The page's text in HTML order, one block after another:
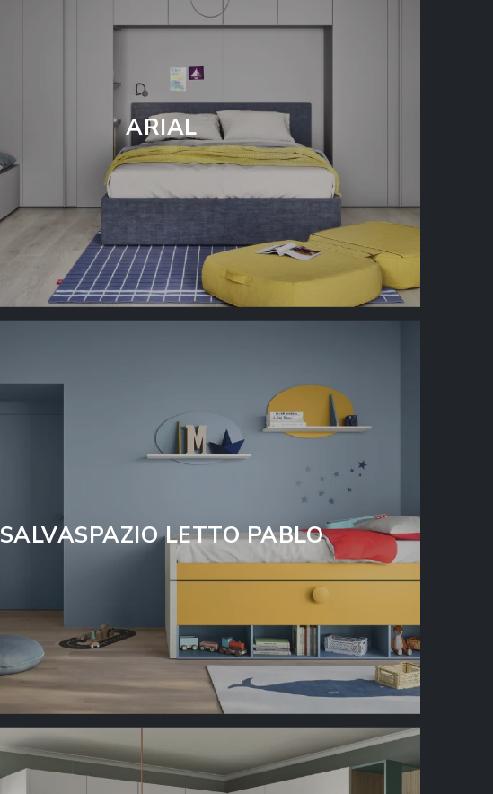
ARIAL
SALVASPAZIO LETTO PABLO